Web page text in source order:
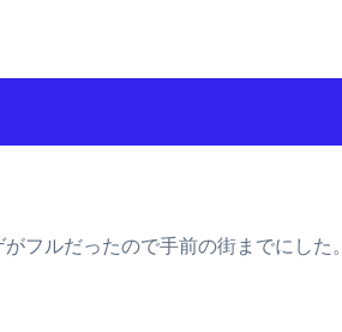
フルだったので手前の街までにした。